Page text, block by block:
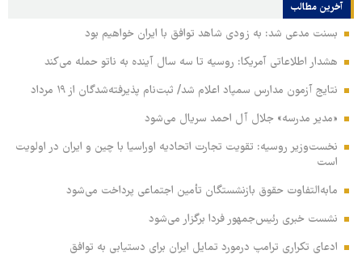
آخرین مطالب
بسنت مدعی شد: به زودی شاهد توافق با ایران خواهیم بود
هشدار اطلاعاتی آمریکا: روسیه تا سه سال آینده به ناتو حمله می‌کند
نتایج آزمون مدارس سمپاد اعلام شد/ ثبت‌نام پذیرفته‌شدگان از ۱۹ مرداد
«مدیر مدرسه» جلال آل احمد سریال می‌شود
نخست‌وزیر روسیه:‌ تقویت تجارت اتحادیه اوراسیا با چین و ایران در اولویت
است
مابه‌التفاوت حقوق بازنشستگان تأمین اجتماعی پرداخت می‌شود
نشست خبری رئیس‌جمهور فردا برگزار می‌شود
ادعای تکراری ترامپ درمورد تمایل ایران برای دستیابی به توافق